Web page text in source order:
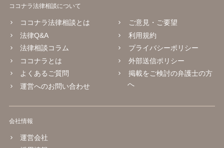
ココナラ法律相談について
ココナラ法律相談とは
法律Q&A
法律相談コラム
ココナラとは
よくあるご質問
運営へのお問い合わせ
ご意見・ご要望
利用規約
プライバシーポリシー
外部送信ポリシー
掲載をご検討の弁護士の方
へ
会社情報
運営会社